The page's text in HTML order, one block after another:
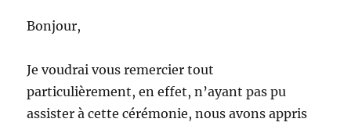
Bonjour,
Je voudrai vous remercier tout
particulièrement, en effet, n’ayant pas pu
assister à cette cérémonie, nous avons appris